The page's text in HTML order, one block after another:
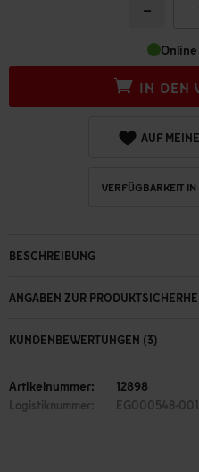
−
IN DEN
AUF
VERFÜGBARKEIT
BESCHREIBUNG
ANGABEN ZUR
KUNDENBEWERTUNGEN (3)
Artikelnummer: 12898
Logistiknummer: EG000548-001